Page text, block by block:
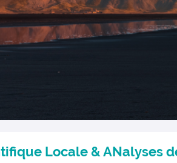
Locale & ANalyses